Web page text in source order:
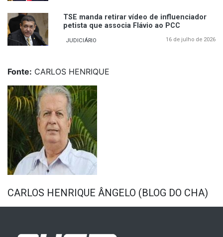
TSE manda retirar vídeo de influenciador
petista que associa Flávio ao PCC
JUDICIÁRIO 16 de julho de 2026
Fonte: CARLOS HENRIQUE
CARLOS HENRIQUE ÂNGELO (BLOG DO CHA)